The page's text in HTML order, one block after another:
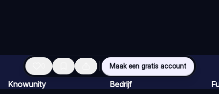
Maak een gratis account
Knowunity Bedrijf